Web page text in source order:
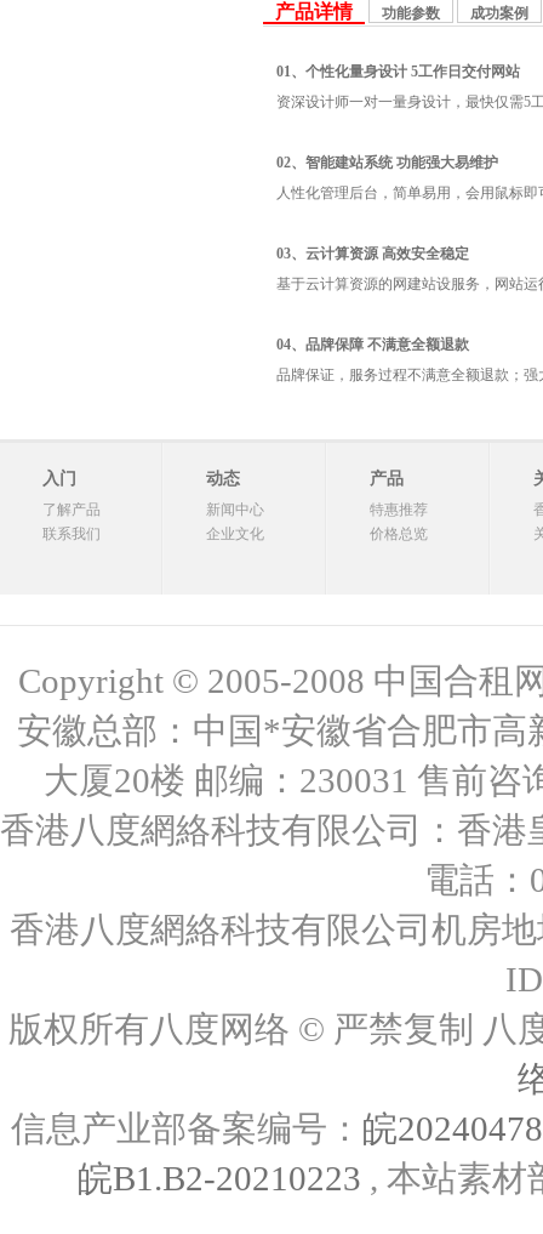
产品详情 功能参数 成功案例
01、个性化量身设计 5工作日交付网站
资深设计师一对一量身设计，最快仅需5
02、智能建站系统 功能强大易维护
人性化管理后台，简单易用，会用鼠标
03、云计算资源 高效安全稳定
基于云计算资源的网建站设服务，网站
04、品牌保障 不满意全额退款
品牌保证，服务过程不满意全额退款；
入门
了解产品
联系我们
动态
新闻中心
企业文化
产品
特惠推荐
价格总览
Copyright © 2005-2008 中国合租
安徽总部：中国*安徽省合肥市
大厦20楼 邮编：230031 售前咨
香港八度網絡科技有限公司：香
電話：
香港八度網絡科技有限公司机房
版权所有八度网络 © 严禁复制
信息产业部备案编号： 皖
皖B1.B2-20210223 , 本站素材